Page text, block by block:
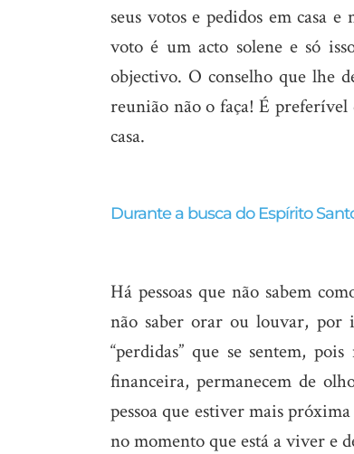
seus votos e pedidos em casa
voto é um acto solene e só
objectivo. O conselho que lhe
reunião não o faça! É
casa.
Durante a busca do Espírito
Há pessoas que não sabem
não saber orar ou louvar, por
“perdidas” que se sentem,
financeira, permanecem de
pessoa que estiver mais
no momento que está a viver e